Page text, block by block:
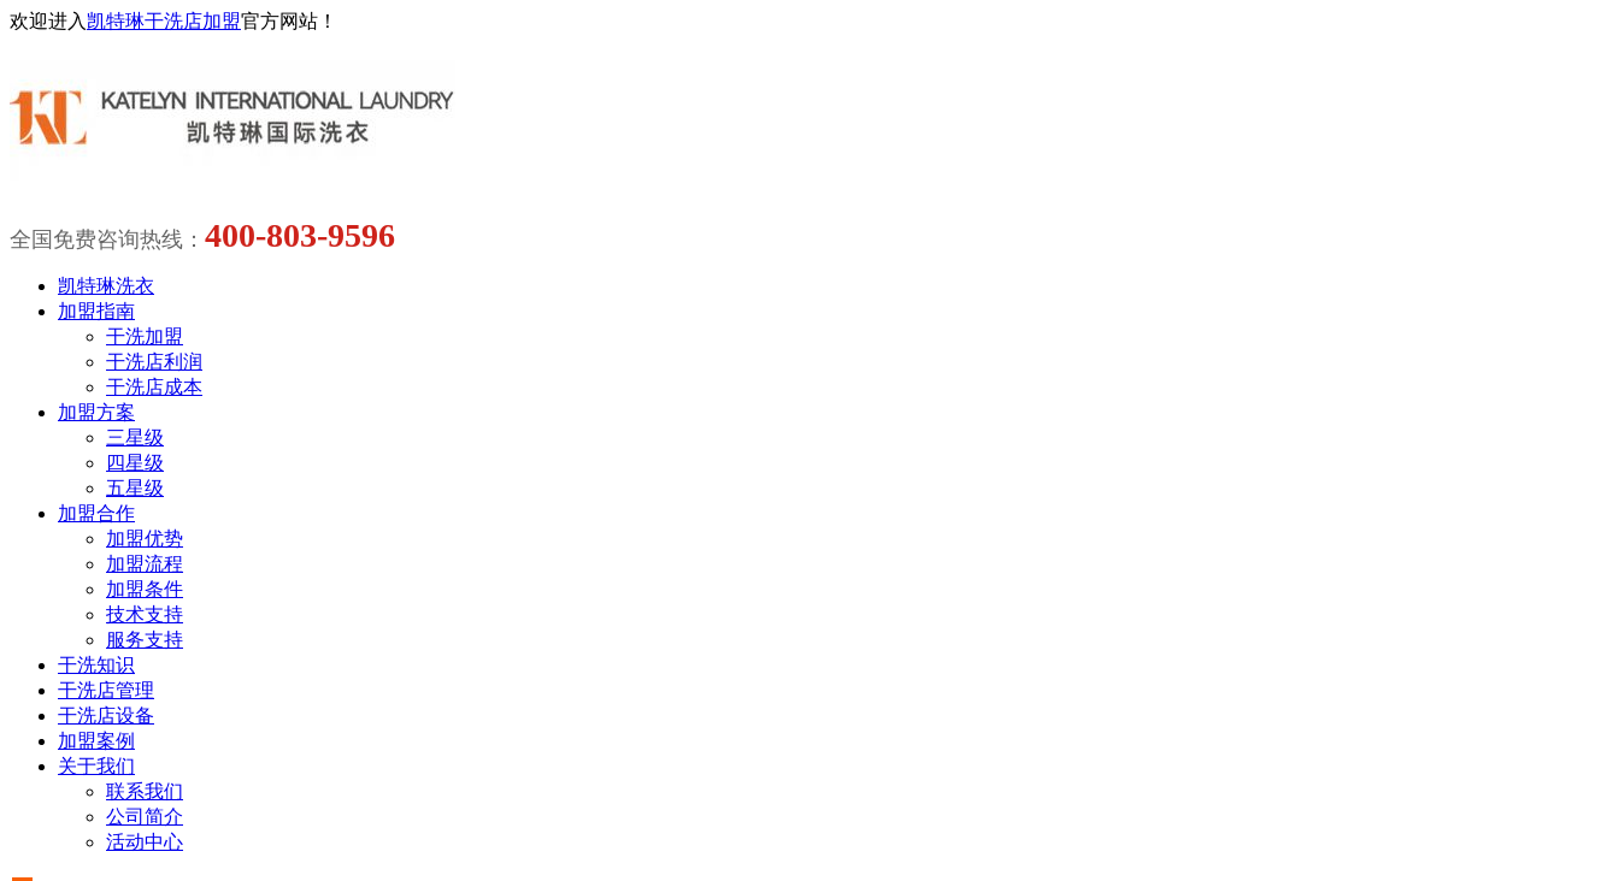
欢迎进入凯特琳干洗店加盟官方网站！
全国免费咨询热线： 400-803-9596
凯特琳洗衣
加盟指南
干洗加盟
干洗店利润
干洗店成本
加盟方案
三星级
四星级
五星级
加盟合作
加盟优势
加盟流程
加盟条件
技术支持
服务支持
干洗知识
干洗店管理
干洗店设备
加盟案例
关于我们
联系我们
公司简介
活动中心